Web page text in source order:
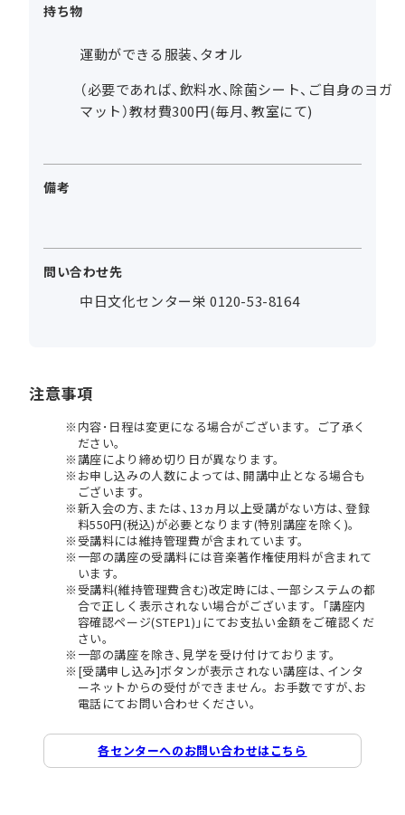
持ち物
運動ができる服装、タオル
（必要であれば、飲料水、除菌シート、ご自身のヨガ
マット）教材費300円(毎月、教室にて)
備考
問い合わせ先
中日文化センター栄 0120-53-8164
注意事項
内容･日程は変更になる場合がございます。ご了承く
ださい。
講座により締め切り日が異なります。
お申し込みの人数によっては､開講中止となる場合も
ございます。
新入会の方､または､13ヵ月以上受講がない方は､登録
料550円(税込)が必要となります(特別講座を除く)。
受講料には維持管理費が含まれています。
一部の講座の受講料には音楽著作権使用料が含まれて
います。
受講料(維持管理費含む)改定時には､一部システムの都
合で正しく表示されない場合がございます。｢講座内
容確認ページ(STEP1)｣にてお支払い金額をご確認くだ
さい。
一部の講座を除き､見学を受け付けております。
[受講申し込み]ボタンが表示されない講座は､インタ
ーネットからの受付ができません。お手数ですが､お
電話にてお問い合わせください。
各センターへのお問い合わせはこちら